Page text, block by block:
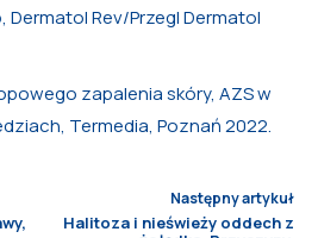
Rev/Przegl Dermatol
zapalenia skóry, AZS w
Termedia, Poznań 2022.
Następny artykuł
Halitoza i nieświeży oddech z